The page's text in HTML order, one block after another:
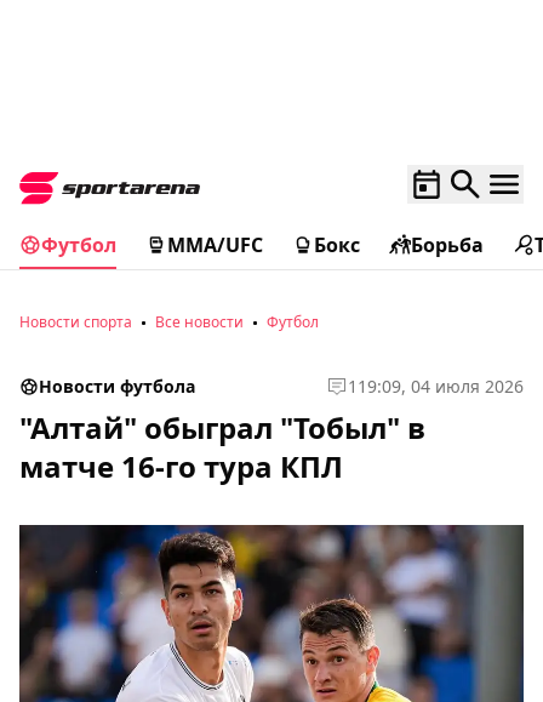
Футбол MMA/UFC Бокс Борьба
Новости спорта Все новости Футбол
Новости футбола 1 19:09, 04 июля 2026
"Алтай" обыграл "Тобыл" в
матче 16-го тура КПЛ